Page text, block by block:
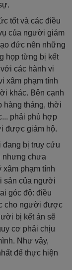
tốt và các điều
của người giám
đức nên những
họp từng bị kết
các hành vi
xâm phạm tính
khác. Bên cạnh
hàng tháng, thời
phải phù hợp
được giám hộ.
bị truy cứu
nhưng chưa
xâm phạm tính
sản của người
góc độ: điều
cho người được
bị kết án sẽ
cơ phải chịu
Như vậy,
để thực hiện